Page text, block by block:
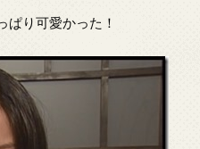
ぱり可愛かった！